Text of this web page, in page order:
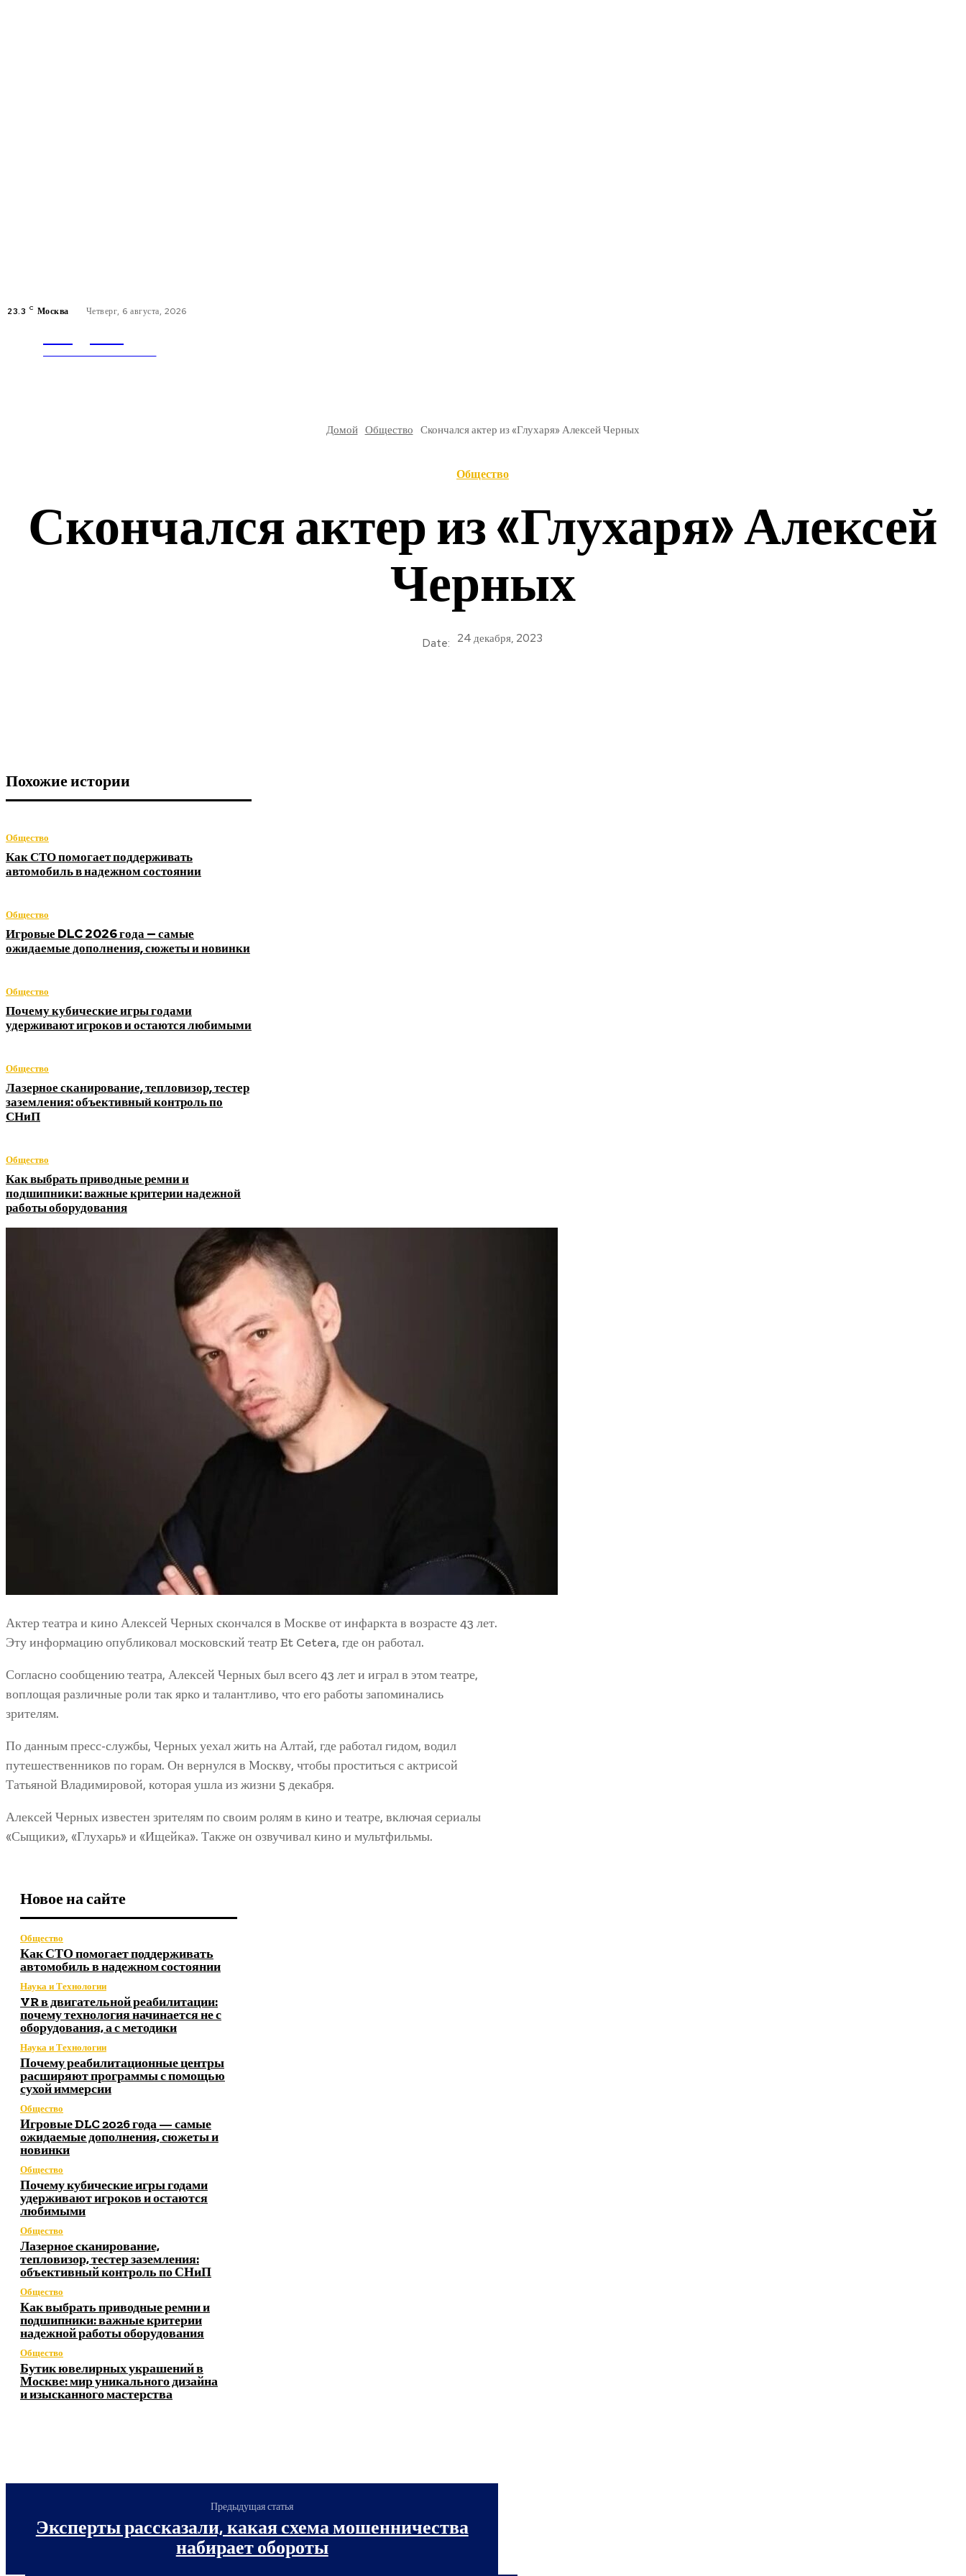
23.3 C Москва Четверг, 6 августа, 2026
Домой Общество Скончался актер из «Глухаря» Алексей Черных
Общество
Скончался актер из «Глухаря» Алексей
Черных
Date: 24 декабря, 2023
Похожие истории
Общество
Как СТО помогает поддерживать
автомобиль в надежном состоянии
Общество
Игровые DLC 2026 года — самые
ожидаемые дополнения, сюжеты и новинки
Общество
Почему кубические игры годами
удерживают игроков и остаются любимыми
Общество
Лазерное сканирование, тепловизор, тестер
заземления: объективный контроль по
СНиП
Общество
Как выбрать приводные ремни и
подшипники: важные критерии надежной
работы оборудования
Актер театра и кино Алексей Черных скончался в Москве от инфаркта в возрасте 43 лет.
Эту информацию опубликовал московский театр Et Cetera, где он работал.
Согласно сообщению театра, Алексей Черных был всего 43 лет и играл в этом театре,
воплощая различные роли так ярко и талантливо, что его работы запоминались
зрителям.
По данным пресс-службы, Черных уехал жить на Алтай, где работал гидом, водил
путешественников по горам. Он вернулся в Москву, чтобы проститься с актрисой
Татьяной Владимировой, которая ушла из жизни 5 декабря.
Алексей Черных известен зрителям по своим ролям в кино и театре, включая сериалы
«Сыщики», «Глухарь» и «Ищейка». Также он озвучивал кино и мультфильмы.
Новое на сайте
Общество
Как СТО помогает поддерживать
автомобиль в надежном состоянии
Наука и Технологии
VR в двигательной реабилитации:
почему технология начинается не с
оборудования, а с методики
Наука и Технологии
Почему реабилитационные центры
расширяют программы с помощью
сухой иммерсии
Общество
Игровые DLC 2026 года — самые
ожидаемые дополнения, сюжеты и
новинки
Общество
Почему кубические игры годами
удерживают игроков и остаются
любимыми
Общество
Лазерное сканирование,
тепловизор, тестер заземления:
объективный контроль по СНиП
Общество
Как выбрать приводные ремни и
подшипники: важные критерии
надежной работы оборудования
Общество
Бутик ювелирных украшений в
Москве: мир уникального дизайна
и изысканного мастерства
Предыдущая статья
Эксперты рассказали, какая схема мошенничества
набирает обороты